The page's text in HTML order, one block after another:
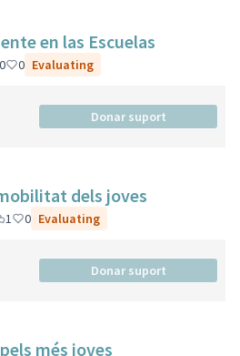
en las Escuelas
0 0 Evaluating
Donar suport
dels joves
1 0 Evaluating
Donar suport
més joves